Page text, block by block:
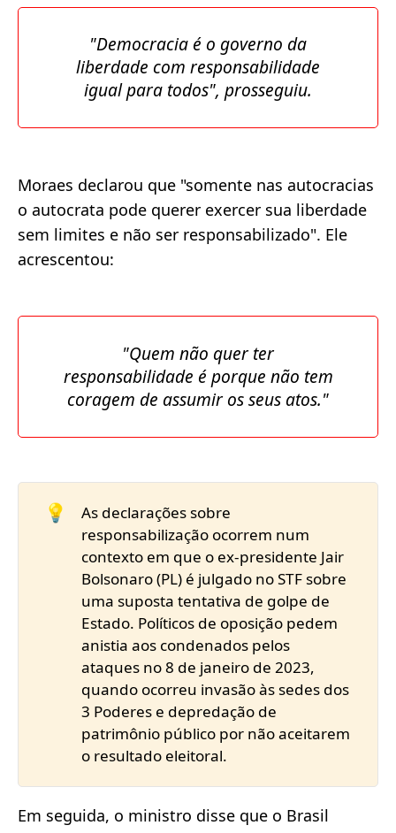
"Democracia é o governo da
liberdade com responsabilidade
igual para todos", prosseguiu.
Moraes declarou que "somente nas autocracias
o autocrata pode querer exercer sua liberdade
sem limites e não ser responsabilizado". Ele
acrescentou:
"Quem não quer ter
responsabilidade é porque não tem
coragem de assumir os seus atos."
💡
As declarações sobre
responsabilização ocorrem num
contexto em que o ex-presidente Jair
Bolsonaro (PL) é julgado no STF sobre
uma suposta tentativa de golpe de
Estado. Políticos de oposição pedem
anistia aos condenados pelos
ataques no 8 de janeiro de 2023,
quando ocorreu invasão às sedes dos
3 Poderes e depredação de
patrimônio público por não aceitarem
o resultado eleitoral.
Em seguida, o ministro disse que o Brasil